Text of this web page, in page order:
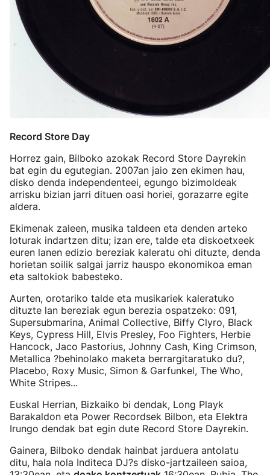
Record Store Day
Horrez gain, Bilboko azokak Record Store Dayrekin
bat egin du egutegian. 2007an jaio zen ekimen hau,
disko denda independenteei, egungo bizimoldeak
arrisku bizian jarri dituen oasi horiei, gorazarre egite
aldera.
Ekimenak zaleen, musika taldeen eta denden arteko
loturak indartzen ditu; izan ere, talde eta diskoetxeek
euren lanen edizio bereziak kaleratu ohi dituzte, denda
horietan soilik salgai jarriz hauspo ekonomikoa eman
eta saltokiok babesteko.
Aurten, orotariko talde eta musikariek kaleratuko
dituzte lan bereziak egun berezia ospatzeko: 091,
Supersubmarina, Animal Collective, Biffy Clyro, Black
Keys, Cypress Hill, Elvis Presley, Foo Fighters, Herbie
Hancock, Jaco Pastorius, Johnny Cash, King Crimson,
Metallica ?behinolako maketa berrargitaratuko du?,
Placebo, Roxy Music, Simon & Garfunkel, The Who,
White Stripes...
Euskal Herrian, Bizkaiko bi dendak, Long Playk
Barakaldon eta Power Recordsek Bilbon, eta Elektra
Irungo dendak bat egin dute Record Store Dayrekin.
Gainera, Bilboko dendak hainbat jarduera antolatu
ditu, hala nola Inditeca DJ?s disko-jartzaileen saioa,